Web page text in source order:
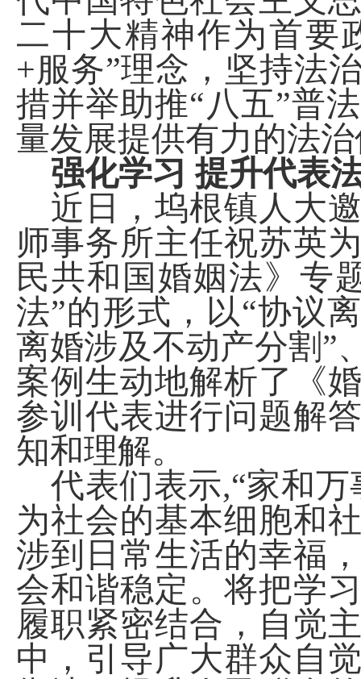
二十大精神作为首要
+服务”理念，坚持法
措并举助推“八五”普
量发展提供有力的法
强化学习 提升代表
近日，坞根镇人大
师事务所主任祝苏英
民共和国婚姻法》专
法”的形式，以“协议
离婚涉及不动产分割”
案例生动地解析了《
参训代表进行问题解
知和理解。
代表们表示,“家和万
为社会的基本细胞和
涉到日常生活的幸福
会和谐稳定。将把学
履职紧密结合，自觉
中，引导广大群众自